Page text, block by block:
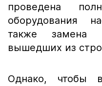
проведена
оборудования
также замена
вышедших из
Однако, чтобы